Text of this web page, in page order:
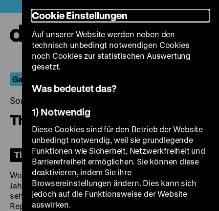
zum
Seiteninhalt
springen
Ganz schön aufgeklärt
Sonntag, 12. Januar 2025, 18.00 Uhr
The Rise of Catherine the Great
Tickets
Wohl keine andere Herrscherin war in den ersten
Jahrzehnten des Films so häufig auf der Leinwand zu
sehen wie Katharina die Große, die berühmte
Repräsentantin des aufgeklärten Absolutismus. 1934
Cookie Einstellungen
Auf unserer Website werden neben den
technisch unbedingt notwendigen Cookies
noch Cookies zur statistischen Auswertung
gesetzt.
Was bedeutet das?
1) Notwendig
Diese Cookies sind für den Betrieb der Website
unbedingt notwendig, weil sie grundlegende
Funktionen wie Sicherheit, Netzwerkfreiheit und
Barrierefreiheit ermöglichen. Sie können diese
deaktivieren, indem Sie ihre
Browsereinstellungen ändern. Dies kann sich
jedoch auf die Funktionsweise der Website
auswirken.